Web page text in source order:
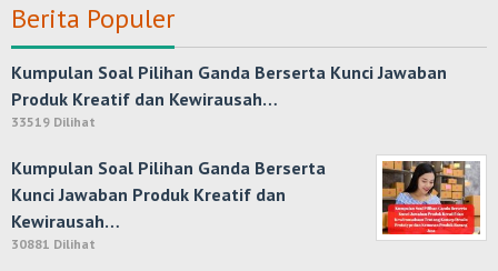
Berita Populer
Kumpulan Soal Pilihan Ganda Berserta Kunci Jawaban
Produk Kreatif dan Kewirausah…
33519 Dilihat
Kumpulan Soal Pilihan Ganda Berserta
Kunci Jawaban Produk Kreatif dan
Kewirausah…
30881 Dilihat